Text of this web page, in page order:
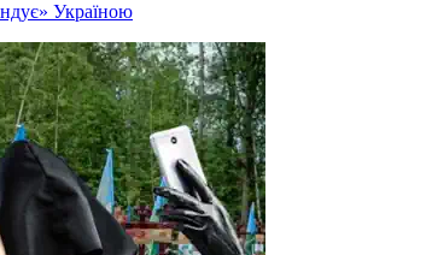
Україною